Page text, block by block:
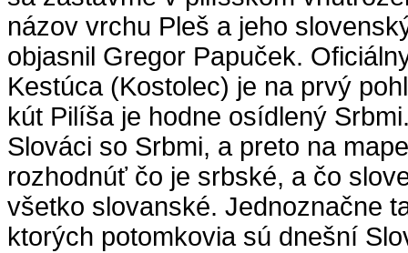
názov vrchu Pleš a jeho
objasnil Gregor Papuček.
Kestúca (Kostolec) je na prvý
kút Pilíša je hodne osídlený
Slováci so Srbmi, a preto na
rozhodnúť čo je srbské, a čo
všetko slovanské. Jednoznačne
ktorých potomkovia sú dnešní